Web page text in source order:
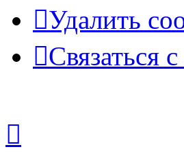
Удалить
Связаться